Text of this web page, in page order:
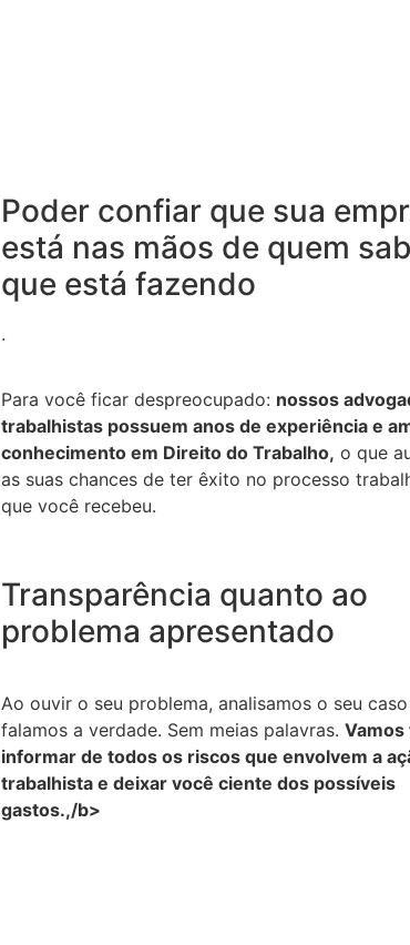
Poder confiar que sua
está nas mãos de quem
que está fazendo
.
Para você ficar despreocupado: nossos
trabalhistas possuem anos de experiência e
conhecimento em Direito do Trabalho, o que
as suas chances de ter êxito no processo
que você recebeu.
Transparência quanto ao
problema apresentado
Ao ouvir o seu problema, analisamos o seu
falamos a verdade. Sem meias palavras.Vamos
informar de todos os riscos que envolvem a
trabalhista e deixar você ciente dos possíveis
gastos.,/b>